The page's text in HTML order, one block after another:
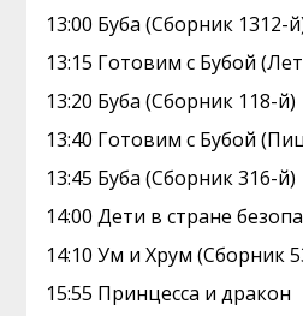
13:00 Буба (Сборник 1312-
13:15 Готовим с Бубой
13:20 Буба (Сборник 118-й)
13:40 Готовим с Бубой
13:45 Буба (Сборник 316-й)
14:00 Дети в стране
14:10 Ум и Хрум (Сборник
15:55 Принцесса и дракон